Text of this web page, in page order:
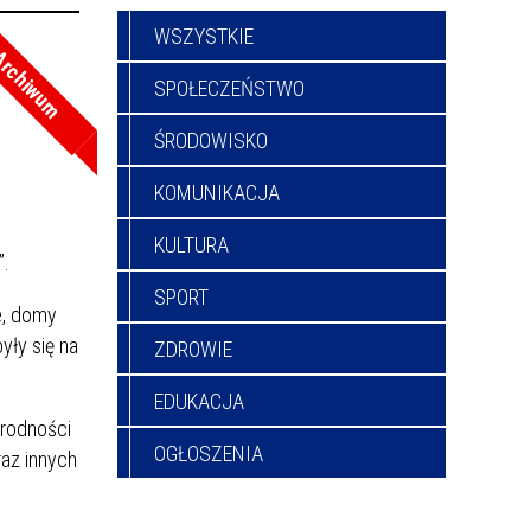
domy
się na
innych
WSZYSTKIE
SPOŁECZEŃSTWO
ŚRODOWISKO
KOMUNIKACJA
KULTURA
SPORT
ZDROWIE
EDUKACJA
OGŁOSZENIA